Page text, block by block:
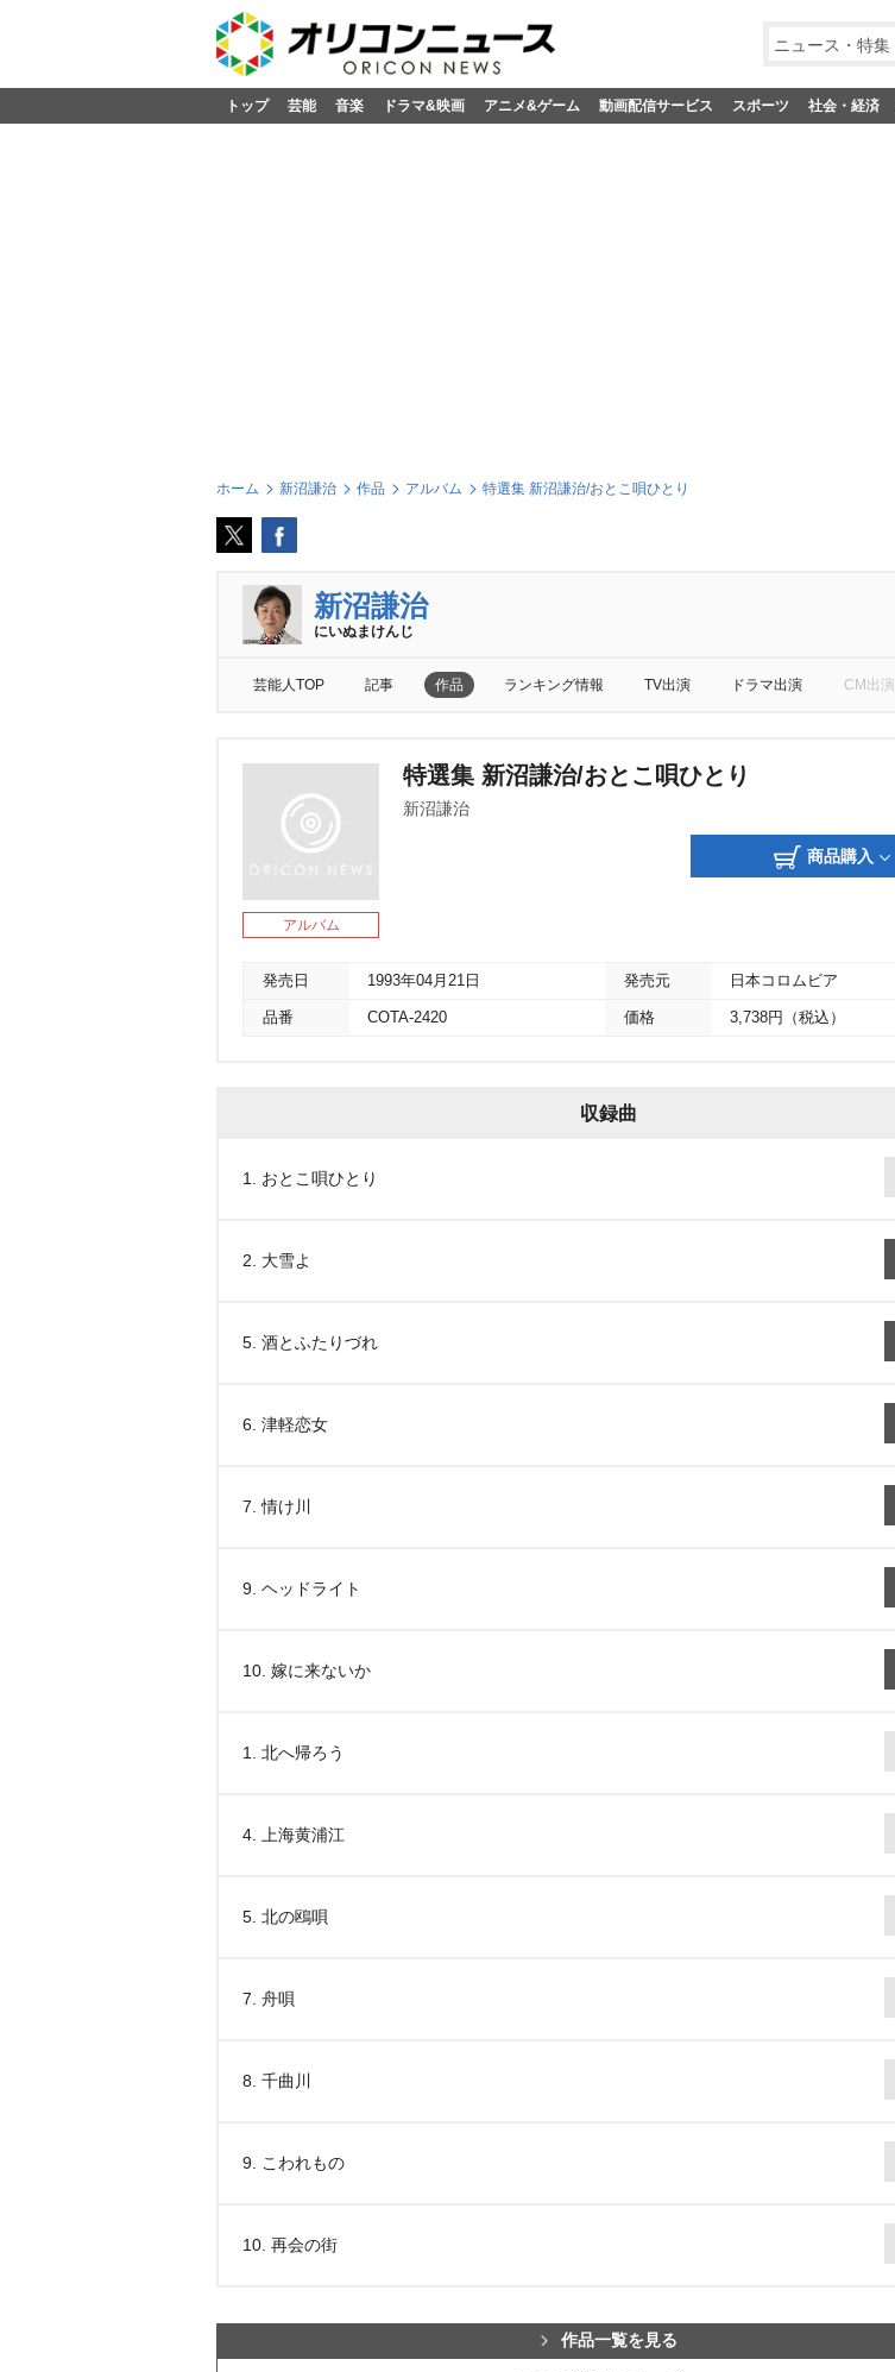
ニュース・特集
トップ 芸能 音楽 ドラマ&映画 アニメ&ゲーム 動画配信サービス スポーツ 社会・経済
ホーム 新沼謙治 作品 アルバム 特選集 新沼謙治/おとこ唄ひとり
新沼謙治
にいぬまけんじ
芸能人TOP 記事 作品 ランキング情報 TV出演 ドラマ出演 CM出演
アルバム
特選集 新沼謙治/おとこ唄ひとり
新沼謙治
商品購入
発売日 1993年04月21日 発売元 日本コロムビア
品番 COTA-2420 価格 3,738円（税込）
収録曲
1. おとこ唄ひとり
2. 大雪よ
5. 酒とふたりづれ
6. 津軽恋女
7. 情け川
9. ヘッドライト
10. 嫁に来ないか
1. 北へ帰ろう
4. 上海黄浦江
5. 北の鴎唄
7. 舟唄
8. 千曲川
9. こわれもの
10. 再会の街
作品一覧を見る